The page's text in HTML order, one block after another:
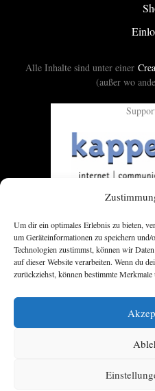
Um dir ein optimales Erlebnis zu bieten,
um Geräteinformationen zu speichern
Technologien zustimmst, können wir
auf dieser Website verarbeiten. Wenn du
zurückziehst, können bestimmte
Alle Inhalte sind unter einer
(außer wo